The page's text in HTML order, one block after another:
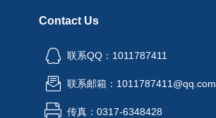
Contact Us
联系QQ：1011787411
联系邮箱：1011787411@qq.com
传真：0317-6348428